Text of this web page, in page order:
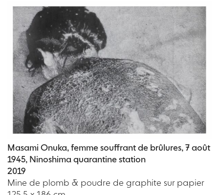
Masami Onuka, femme souffrant de brûlures, 7 août
1945, Ninoshima quarantine station
2019
Mine de plomb & poudre de graphite sur papier